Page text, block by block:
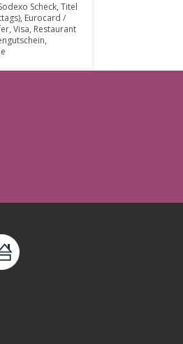
Scheck, Titel
Eurocard /
Visa, Restaurant